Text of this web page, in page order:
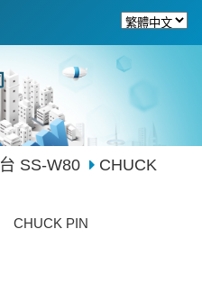
SS-W80
CHUCK
CHUCK PIN